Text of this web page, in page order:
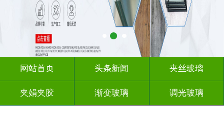
网站首页 头条新闻 夹丝玻璃
夹娟夹胶 渐变玻璃 调光玻璃